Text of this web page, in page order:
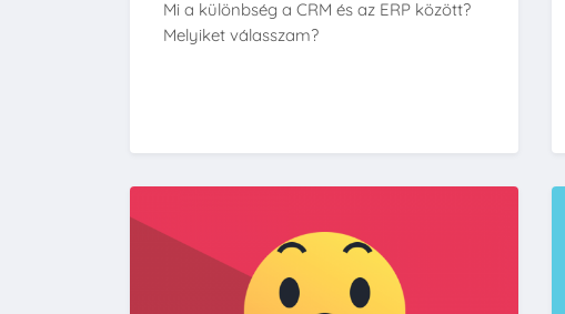
Mi a különbség a CRM és az ERP között?
Melyiket válasszam?